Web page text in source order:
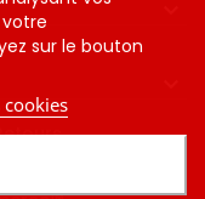
sur le bouton
cookies